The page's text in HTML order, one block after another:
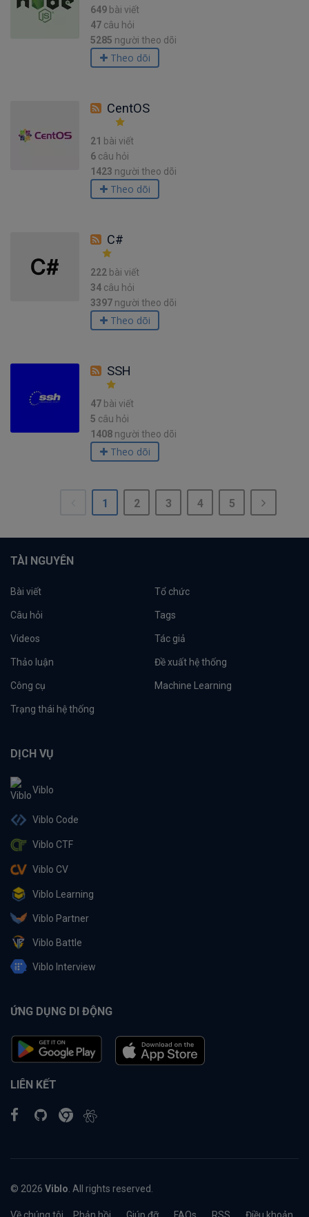
649 bài viết
47 câu hỏi
5285 người theo dõi
Theo dõi
CentOS
21 bài viết
6 câu hỏi
1423 người theo dõi
Theo dõi
C#
222 bài viết
34 câu hỏi
3397 người theo dõi
Theo dõi
SSH
47 bài viết
5 câu hỏi
1408 người theo dõi
Theo dõi
1 2 3 4 5
TÀI NGUYÊN
Bài viết Tổ chức
Câu hỏi Tags
Videos Tác giả
Thảo luận Đề xuất hệ thống
Công cụ Machine Learning
Trạng thái hệ thống
DỊCH VỤ
Viblo
Viblo Code
Viblo CTF
Viblo CV
Viblo Learning
Viblo Partner
Viblo Battle
Viblo Interview
ỨNG DỤNG DI ĐỘNG
LIÊN KẾT
© 2026 Viblo . All rights reserved.